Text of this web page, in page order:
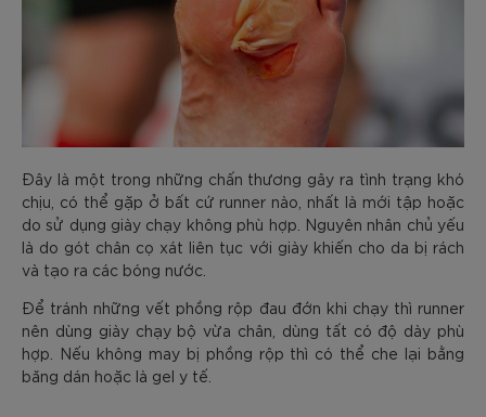
Đây là một trong những chấn thương gây ra tình trạng khó
chịu, có thể gặp ở bất cứ runner nào, nhất là mới tập hoặc
do sử dụng giày chạy không phù hợp. Nguyên nhân chủ yếu
là do gót chân cọ xát liên tục với giày khiến cho da bị rách
và tạo ra các bóng nước.
Để tránh những vết phồng rộp đau đớn khi chạy thì runner
nên dùng giày chạy bộ vừa chân, dùng tất có độ dày phù
hợp. Nếu không may bị phồng rộp thì có thể che lại bằng
băng dán hoặc là gel y tế.